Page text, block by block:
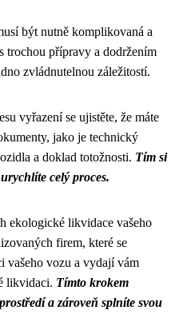
být nutně komplikovaná a
trochou přípravy a dodržením
zvládnutelnou záležitostí.
vyřazení se ujistěte, že máte
jako je technický
a doklad totožnosti. Tím si
celý proces.
ekologické likvidace vašeho
firem, které se
vašeho vozu a vydají vám
likvidaci. Tímto krokem
a zároveň splníte svou